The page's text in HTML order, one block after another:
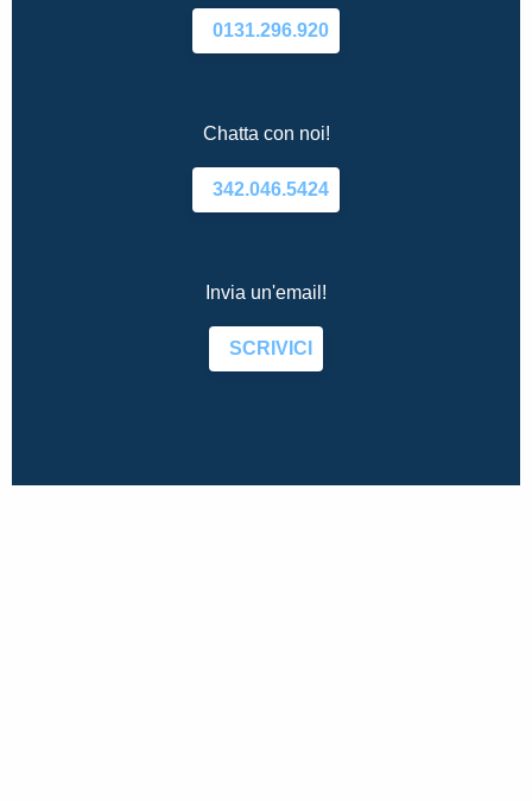
0131.296.920
Chatta con noi!
342.046.5424
Invia un'email!
SCRIVICI